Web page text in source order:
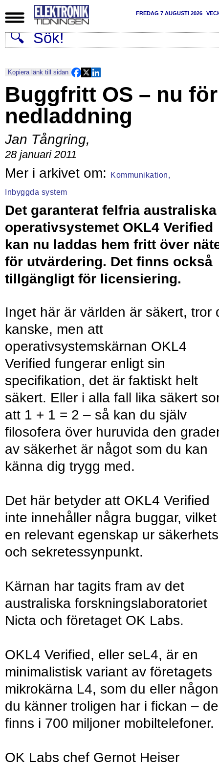
FREDAG 7 AUGUSTI 2026
Kopiera länk till sidan
Buggfritt OS – nu för
nedladdning
Jan Tångring,
28 januari 2011
Kommunikation,
Inbyggda system
Det garanterat felfria australiska
operativsystemet OKL4 Verified
kan nu laddas hem fritt över
för utvärdering. Det finns också
tillgängligt för licensiering.
Inget här är världen är säkert, tror
kanske, men att
operativsystemskärnan OKL4
Verified fungerar enligt sin
specifikation, det är faktiskt helt
säkert. Eller i alla fall lika säkert
att 1 + 1 = 2 – så kan du själv
filosofera över huruvida den
av säkerhet är något som du kan
känna dig trygg med.
Det här betyder att OKL4 Verified
inte innehåller några buggar,
en relevant egenskap ur
och sekretessynpunkt.
Kärnan har tagits fram av det
australiska forskningslaboratoriet
Nicta och företaget OK Labs.
OKL4 Verified, eller seL4, är en
minimalistisk variant av företagets
mikrokärna L4, som du eller någon
du känner troligen har i fickan –
finns i 700 miljoner mobiltelefoner.
OK Labs chef Gernot Heiser